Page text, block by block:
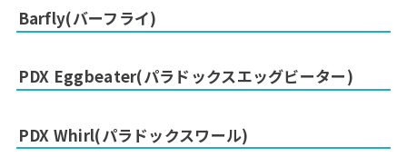
Barfly(バーフライ)
PDX Eggbeater(パラドックスエッグビーター)
PDX Whirl(パラドックスワール)